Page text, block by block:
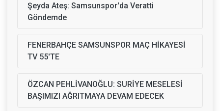
Şeyda Ateş: Samsunspor'da Veratti
Göndemde
FENERBAHÇE SAMSUNSPOR MAÇ HİKAYESİ
TV 55'TE
ÖZCAN PEHLİVANOĞLU: SURİYE MESELESİ
BAŞIMIZI AĞRITMAYA DEVAM EDECEK